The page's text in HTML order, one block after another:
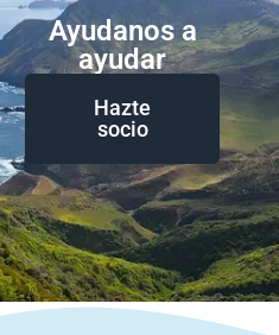
Ayudanos a
ayudar
Hazte
socio